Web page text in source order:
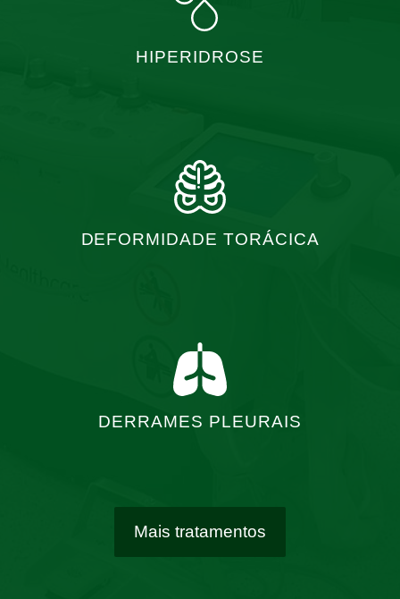
HIPERIDROSE
DEFORMIDADE TORÁCICA
DERRAMES PLEURAIS
Mais tratamentos